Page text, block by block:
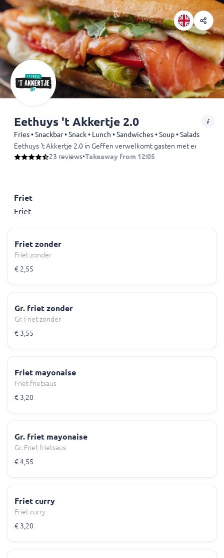
Eethuys 't Akkertje 2.0
Fries • Snackbar • Snack • Lunch • Sandwiches • Soup • Salads
Eethuys 't Akkertje 2.0 in Geffen verwelkomt gasten met een
23 reviews•Takeaway from 12:05
Friet
Friet
Friet zonder
Friet zonder
€ 2,55
Gr. friet zonder
Gr. Friet zonder
€ 3,55
Friet mayonaise
Friet frietsaus
€ 3,20
Gr. friet mayonaise
Gr. Friet frietsaus
€ 4,55
Friet curry
Friet curry
€ 3,20